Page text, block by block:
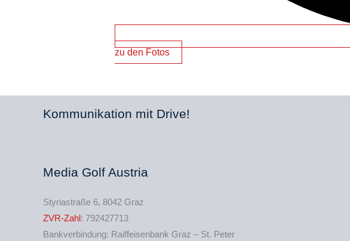
zu den Fotos
Kommunikation mit Drive!
Media Golf Austria
Styriastraße 6, 8042 Graz
ZVR-Zahl: 792427713
Bankverbindung: Raiffeisenbank Graz – St. Peter